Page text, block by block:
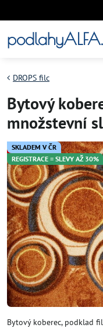
SKLADEM V ČR
REGISTRACE = SLEVY AŽ 30%
DROPS filc
Bytový
množstevní
Bytový koberec, podklad